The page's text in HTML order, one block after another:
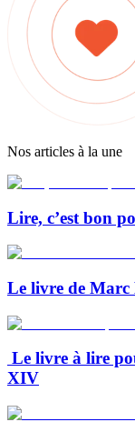
Nos articles à la une
Lire, c’est bon
Le livre de
Le livre à lire
XIV